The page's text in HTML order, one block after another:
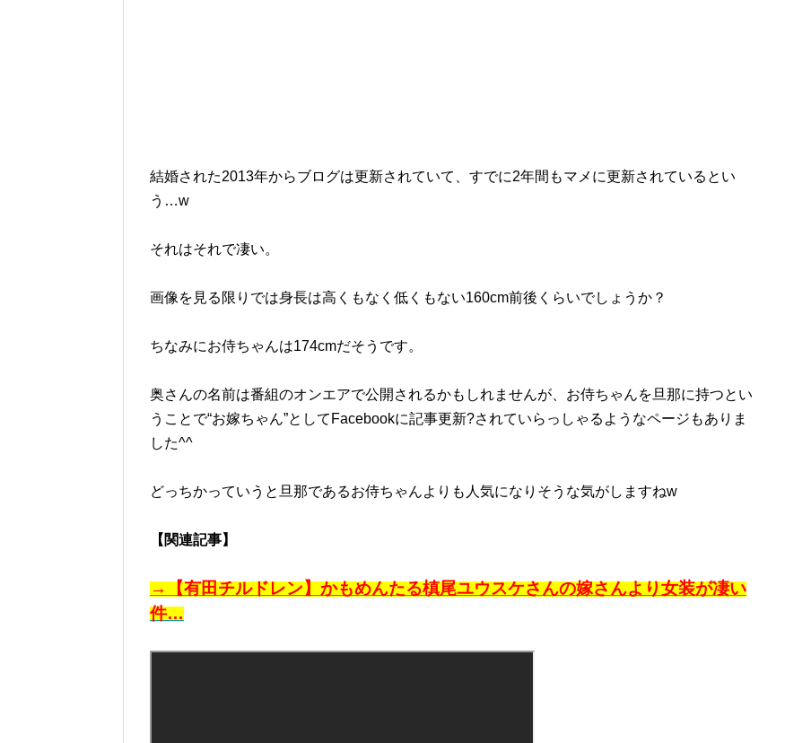
結婚された2013年からブログは更新されていて、すでに2年間もマメに更新されているとい
う…w
それはそれで凄い。
画像を見る限りでは身長は高くもなく低くもない160cm前後くらいでしょうか？
ちなみにお侍ちゃんは174cmだそうです。
奥さんの名前は番組のオンエアで公開されるかもしれませんが、お侍ちゃんを旦那に持つとい
うことで“お嫁ちゃん”としてFacebookに記事更新?されていらっしゃるようなページもありま
した^^
どっちかっていうと旦那であるお侍ちゃんよりも人気になりそうな気がしますねw
【関連記事】
→【有田チルドレン】かもめんたる槙尾ユウスケさんの嫁さんより女装が凄い
件…